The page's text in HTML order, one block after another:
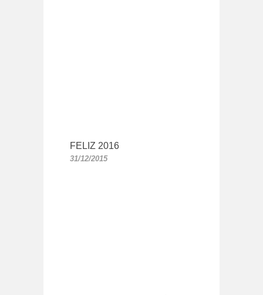
FELIZ 2016
31/12/2015